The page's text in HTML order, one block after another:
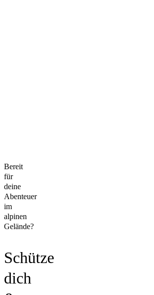
Bereit
für
deine
Abenteuer
im
alpinen
Gelände?
Schütze
dich